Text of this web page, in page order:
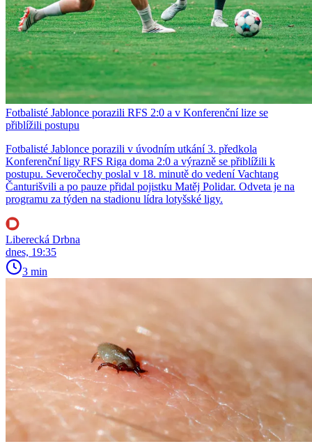
Fotbalisté Jablonce porazili RFS 2:0 a v Konferenční lize se
přiblížili postupu
Fotbalisté Jablonce porazili v úvodním utkání 3. předkola
Konferenční ligy RFS Riga doma 2:0 a výrazně se přiblížili k
postupu. Severočechy poslal v 18. minutě do vedení Vachtang
Čanturišvili a po pauze přidal pojistku Matěj Polidar. Odveta je na
programu za týden na stadionu lídra lotyšské ligy.
Liberecká Drbna
dnes, 19:35
3 min